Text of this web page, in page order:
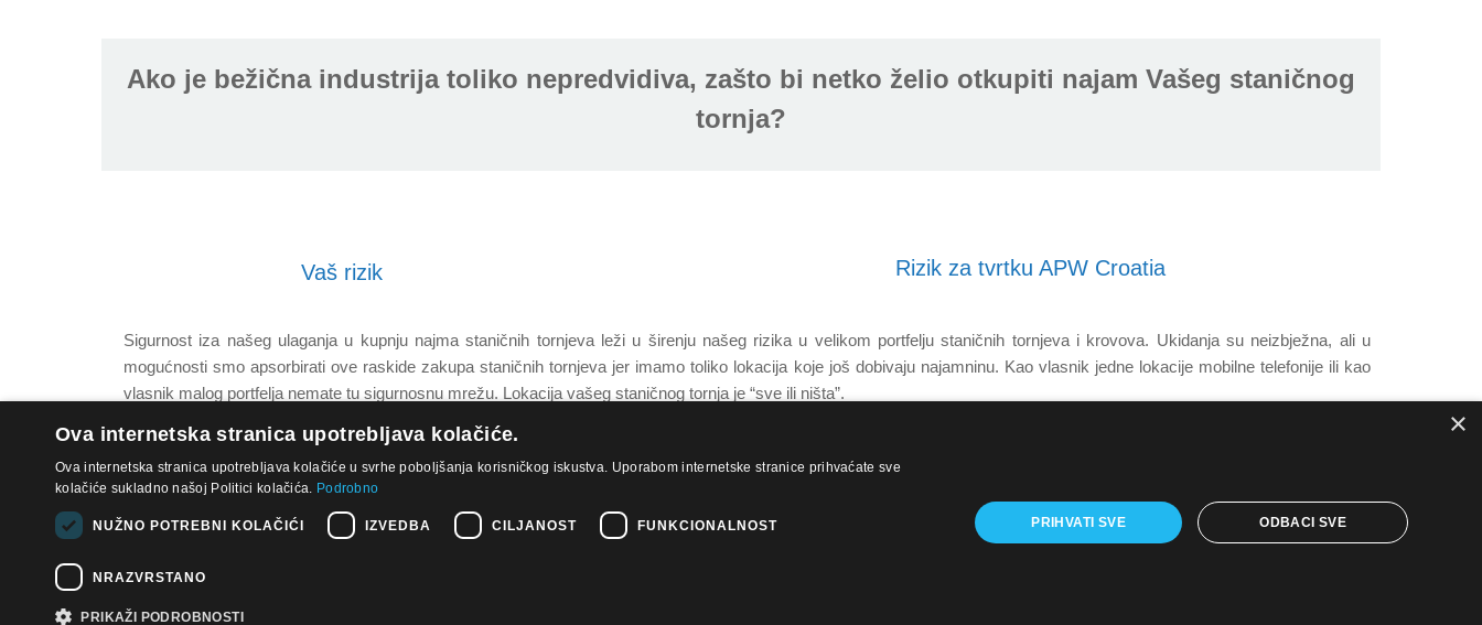
Ako je bežična industrija toliko nepredvidiva, zašto bi netko želio otkupiti najam Vašeg staničnog
tornja?
Vaš rizik Rizik za tvrtku APW Croatia
Sigurnost iza našeg ulaganja u kupnju najma staničnih tornjeva leži u širenju našeg rizika u velikom portfelju staničnih tornjeva i krovova. Ukidanja su neizbježna, ali u
mogućnosti smo apsorbirati ove raskide zakupa staničnih tornjeva jer imamo toliko lokacija koje još dobivaju najamninu. Kao vlasnik jedne lokacije mobilne telefonije ili kao
vlasnik malog portfelja nemate tu sigurnosnu mrežu. Lokacija vašeg staničnog tornja je “sve ili ništa”.
© 2026, APW Croatia
×
Ova internetska stranica upotrebljava kolačiće.
Ova internetska stranica upotrebljava kolačiće u svrhe poboljšanja korisničkog iskustva. Uporabom internetske stranice prihvaćate sve
kolačiće sukladno našoj Politici kolačića. Podrobno
NUŽNO POTREBNI KOLAČIĆI IZVEDBA CILJANOST FUNKCIONALNOST
NRAZVRSTANO
PRIKAŽI PODROBNOSTI
PRIHVATI SVE ODBACI SVE